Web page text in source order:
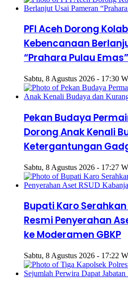
PFI Aceh Dorong
Kebencanaan
“Prahara Pulau Emas”
Sabtu, 8 Agustus 2026 - 17:30
Pekan Budaya
Dorong Anak Kenali
Ketergantungan
Sabtu, 8 Agustus 2026 - 17:27
Bupati Karo
Resmi Penyerahan
ke Moderamen GBKP
Sabtu, 8 Agustus 2026 - 17:22